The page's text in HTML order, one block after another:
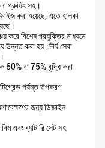
প্রুফিং সহ।
করা হয়েছে, এতে হালকা
করে বিশেষ প্রযুক্তির মাধ্যমে
উন্নত করা হয়।দীর্ঘ সেবা
60% বা 75% বৃদ্ধি করা
পর্যন্ত উপকরণ
জন্য ডিজাইন
এবং ব্যাটারি সেট সহ